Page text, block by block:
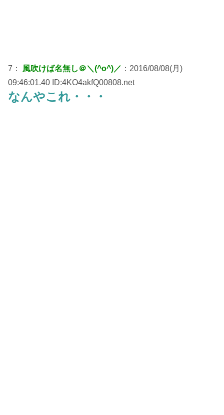
7： 風吹けば名無し＠＼(^o^)／ ：2016/08/08(月)
09:46:01.40 ID:4KO4akfQ00808.net
なんやこれ・・・